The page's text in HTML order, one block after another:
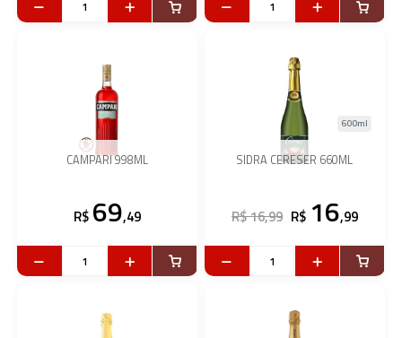
CAMPARI 998ML
R$ 69,49
SIDRA CERESER 660ML
600ml
R$ 16,99 R$ 16,99